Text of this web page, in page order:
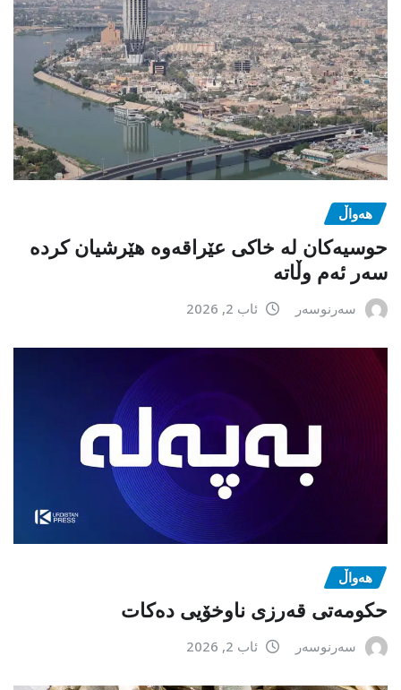
هەواڵ
حوسیەکان لە خاکی عێراقەوە هێرشیان کردە
سەر ئەم وڵاتە
سەرنوسەر ئاب 2, 2026
هەواڵ
حکومەتی قەرزی ناوخۆیی دەکات
سەرنوسەر ئاب 2, 2026